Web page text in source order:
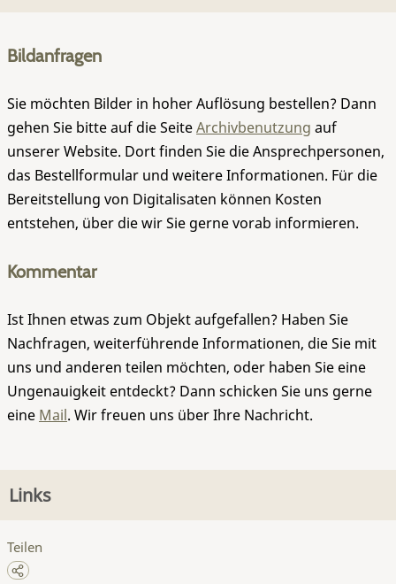
Bildanfragen
Sie möchten Bilder in hoher Auflösung bestellen? Dann
gehen Sie bitte auf die SeiteArchivbenutzung auf
unserer Website. Dort finden Sie die Ansprechpersonen,
das Bestellformular und weitere Informationen. Für die
Bereitstellung von Digitalisaten können Kosten
entstehen, über die wir Sie gerne vorab informieren.
Kommentar
Ist Ihnen etwas zum Objekt aufgefallen? Haben Sie
Nachfragen, weiterführende Informationen, die Sie mit
uns und anderen teilen möchten, oder haben Sie eine
Ungenauigkeit entdeckt? Dann schicken Sie uns gerne
eine Mail. Wir freuen uns über Ihre Nachricht.
Links
Teilen